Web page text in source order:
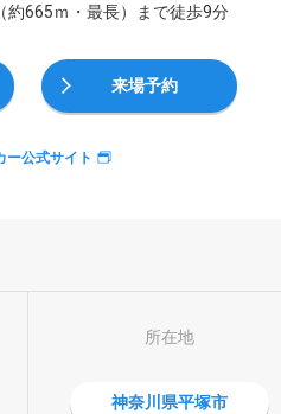
約665ｍ・最長）まで徒歩9分
来場予約
ー公式サイト
所在地
神奈川県平塚市